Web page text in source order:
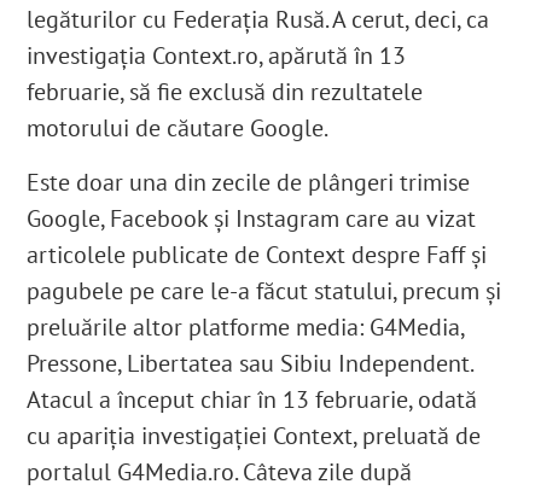
legăturilor cu Federația Rusă. A cerut, deci, ca
investigația Context.ro, apărută în 13
februarie, să fie exclusă din rezultatele
motorului de căutare Google.
Este doar una din zecile de plângeri trimise
Google, Facebook și Instagram care au vizat
articolele publicate de Context despre Faff și
pagubele pe care le-a făcut statului, precum și
preluările altor platforme media: G4Media,
Pressone, Libertatea sau Sibiu Independent.
Atacul a început chiar în 13 februarie,odată
cu apariția investigației Context, preluată de
portalul G4Media.ro. Câteva zile după